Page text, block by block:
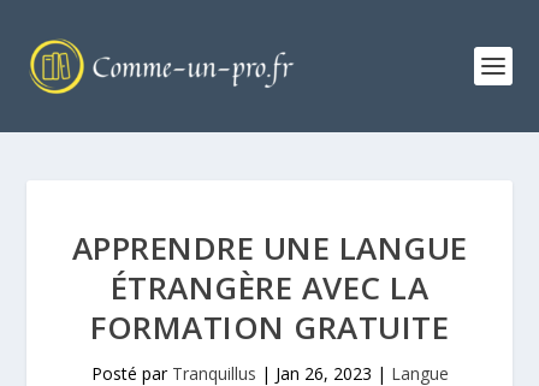
APPRENDRE UNE LANGUE
ÉTRANGÈRE AVEC LA
FORMATION GRATUITE
Posté par Tranquillus | Jan 26, 2023 | Langue